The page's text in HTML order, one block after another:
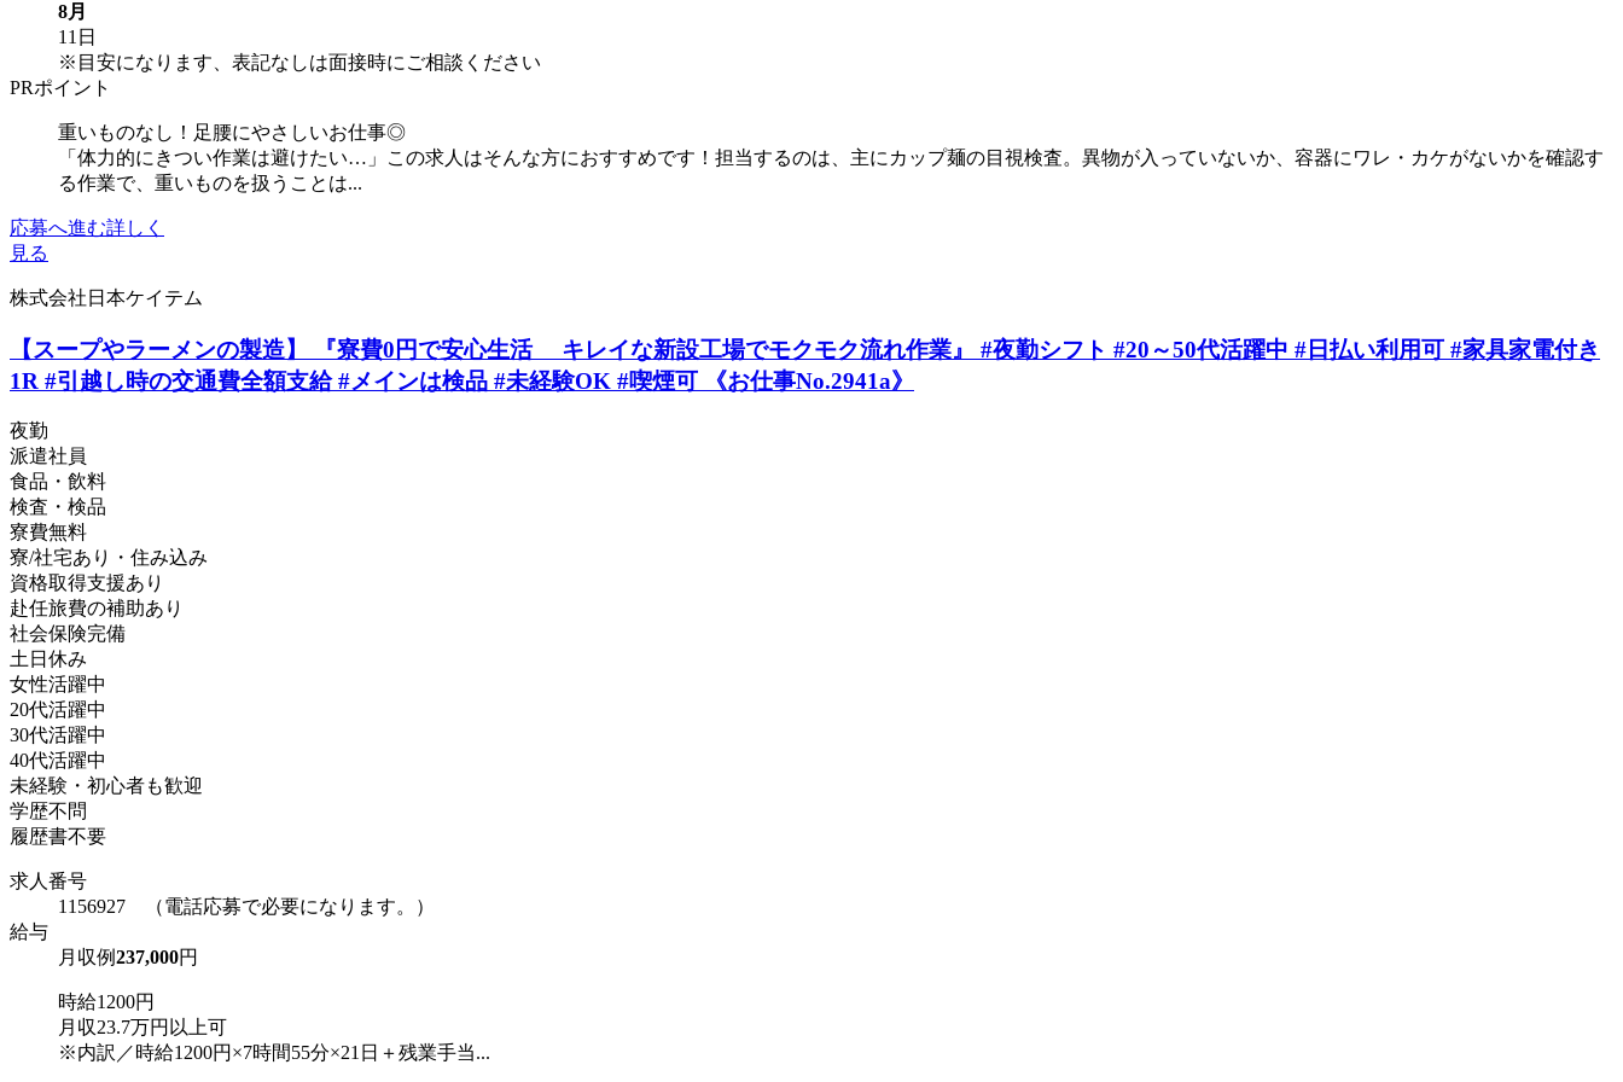
8月
11日
※目安になります、表記なしは面接時にご相談ください
PRポイント
重いものなし！足腰にやさしいお仕事◎
「体力的にきつい作業は避けたい…」この求人はそんな方におすすめです！担当するのは、主にカップ麺の目視検査。異物が入っていないか、容器にワレ・カケがないかを確認す
る作業で、重いものを扱うことは...
応募へ進む詳しく
見る
株式会社日本ケイテム
【スープやラーメンの製造】 『寮費0円で安心生活 キレイな新設工場でモクモク流れ作業』 #夜勤シフト #20～50代活躍中 #日払い利用可 #家具家電付き
1R #引越し時の交通費全額支給 #メインは検品 #未経験OK #喫煙可 《お仕事No.2941a》
夜勤
派遣社員
食品・飲料
検査・検品
寮費無料
寮/社宅あり・住み込み
資格取得支援あり
赴任旅費の補助あり
社会保険完備
土日休み
女性活躍中
20代活躍中
30代活躍中
40代活躍中
未経験・初心者も歓迎
学歴不問
履歴書不要
求人番号
1156927 （電話応募で必要になります。）
給与
月収例237,000円
時給1200円
月収23.7万円以上可
※内訳／時給1200円×7時間55分×21日＋残業手当...